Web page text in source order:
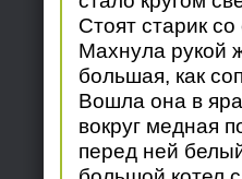
Стоят старик
Махнула рукой
большая, как
Вошла она в
вокруг медная
перед ней